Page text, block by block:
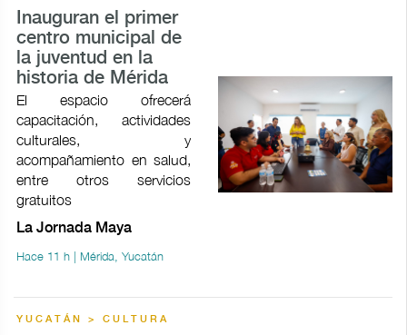
Inauguran el primer
centro municipal de
la juventud en la
historia de Mérida
El espacio ofrecerá
capacitación, actividades
culturales, y
acompañamiento en salud,
entre otros servicios
gratuitos
La Jornada Maya
Hace 11 h | Mérida, Yucatán
YUCATÁN > CULTURA